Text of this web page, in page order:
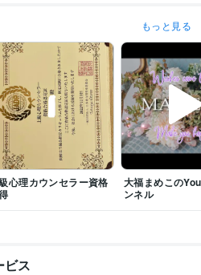
年
、ダウジング
未来 悩み 相手の気持ち
もっと見る
心理カウンセラー資格
大福まめこの
ンネル
ビス